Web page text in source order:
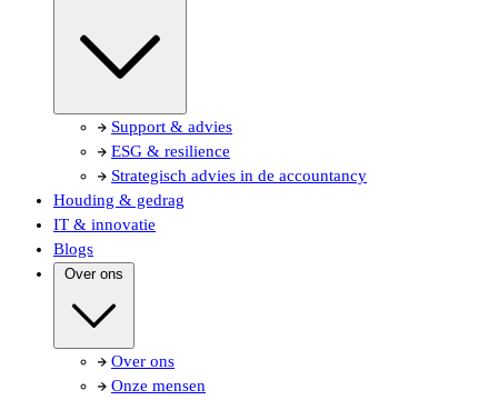
Support & advies
ESG & resilience
Strategisch advies in de accountancy
Houding & gedrag
IT & innovatie
Blogs
Over ons
Over ons
Onze mensen